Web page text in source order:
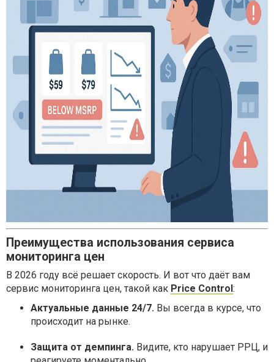
Преимущества использования сервиса
мониторинга цен
В 2026 году всё решает скорость. И вот что даёт вам
сервис мониторинга цен, такой как Price Control:
Актуальные данные 24/7. Вы всегда в курсе, что
происходит на рынке.
Защита от демпинга. Видите, кто нарушает РРЦ, и